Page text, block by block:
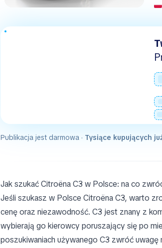
Publikacja jest darmowa · Tysiące kupujących
Jak szukać Citroëna C3 w Polsce: na co
Jeśli szukasz w Polsce Citroëna C3, warto
cenę oraz niezawodność. C3 jest znany z
wybierają go kierowcy poruszający się po
poszukiwaniach używanego C3 zwróć